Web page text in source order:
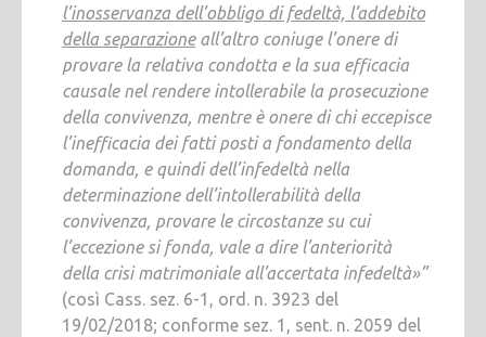
l’inosservanza dell’obbligo di fedeltà, l’addebito
della separazioneall’altro coniuge l’onere di
provare la relativa condotta e la sua efficacia
causale nel rendere intollerabile la prosecuzione
della convivenza, mentre è onere di chi eccepisce
l’inefficacia dei fatti posti a fondamento della
domanda, e quindi dell’infedeltà nella
determinazione dell’intollerabilità della
convivenza, provare le circostanze su cui
l’eccezione si fonda, vale a dire l’anteriorità
della crisi matrimoniale all’accertata infedeltà»”
(così Cass. sez. 6-1, ord. n. 3923 del
19/02/2018; conforme sez. 1, sent. n. 2059 del